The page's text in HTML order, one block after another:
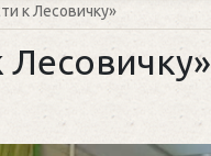
к Лесовичку»
Лесовичку»